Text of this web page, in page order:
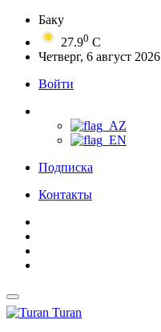
Баку
27.90 C
Четверг, 6 август 2026
Войти
Подписка
Контакты
Turan